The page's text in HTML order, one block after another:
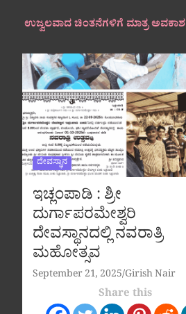
ಉಜ್ವಲವಾದ ಚಿಂತನೆಗಳಿಗೆ ಮಾತ್ರ ಅವಕಾಶ
ದೇವಸ್ಥಾನ
ಇಚ್ಲಂಪಾಡಿ : ಶ್ರೀ
ದುರ್ಗಾಪರಮೇಶ್ವರಿ
ದೇವಸ್ಥಾನದಲ್ಲಿ ನವರಾತ್ರಿ
ಮಹೋತ್ಸವ
September 21, 2025 Girish Nair
Share this